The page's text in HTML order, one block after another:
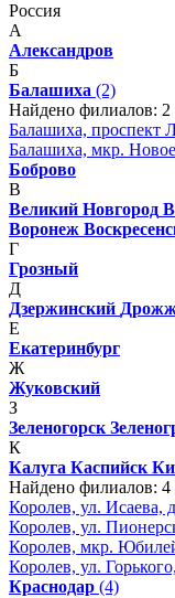
Россия
А
Александров
Б
Балашиха (2)
Найдено филиалов: 2
Балашиха, проспект
Балашиха, мкр.
Боброво
В
Великий Новгород
Воронеж
Г
Грозный
Д
Дзержинский
Е
Екатеринбург
Ж
Жуковский
З
Зеленогорск
К
Калуга Каспийск
Найдено филиалов: 4
Королев, ул. Исаева,
Королев, ул.
Королев, мкр.
Королев, ул.
Краснодар (4)